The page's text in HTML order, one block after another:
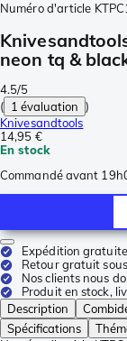
Numéro d'article
neon tq &
4.5/5
( 1 évaluation )
Knivesandtools
14,95 €
En stock
Commandé avant
Expédition
Retour gratuit
Nos clients nous
Produit en stock,
Description
Spécifications